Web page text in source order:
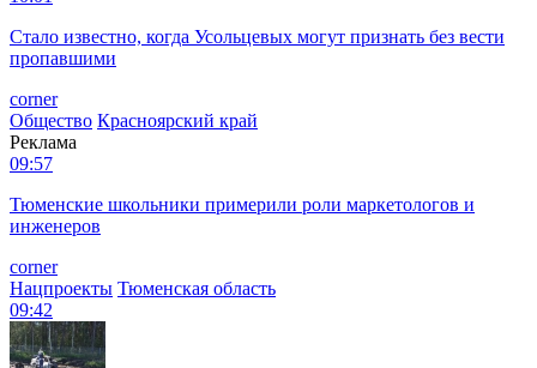
Стало известно, когда Усольцевых могут признать без вести
пропавшими
corner
Общество Красноярский край
Реклама
09:57
Тюменские школьники примерили роли маркетологов и
инженеров
corner
Нацпроекты Тюменская область
09:42